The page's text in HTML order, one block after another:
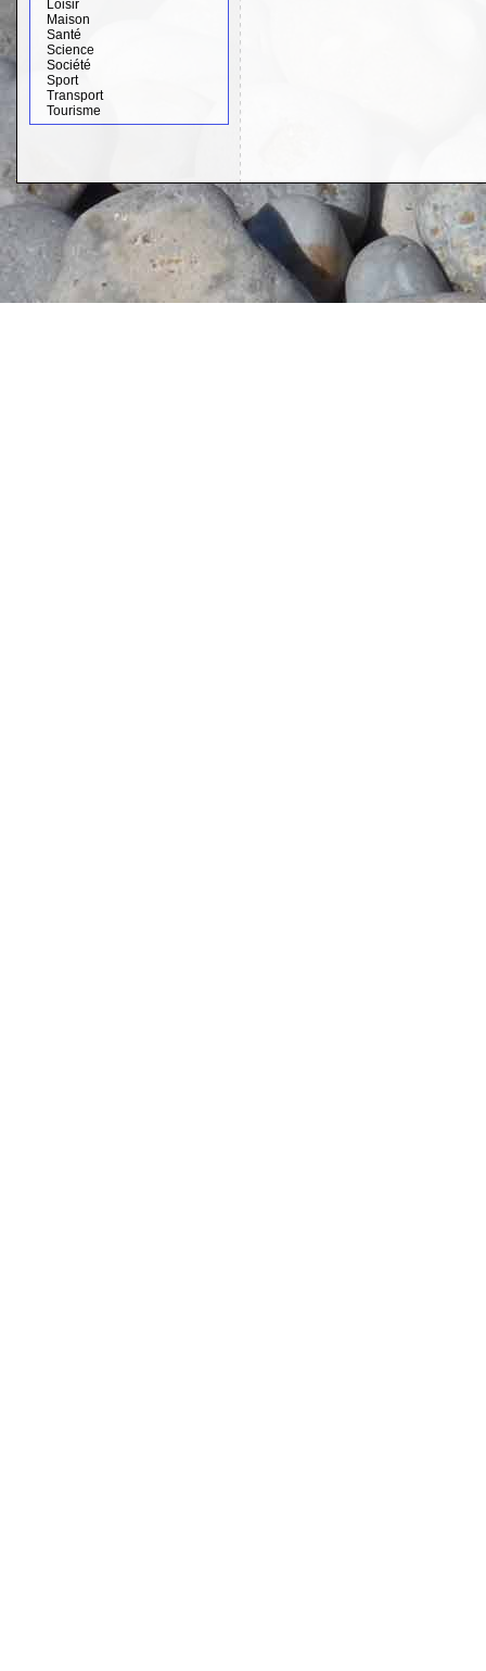
Loisir
Maison
Santé
Science
Société
Sport
Transport
Tourisme